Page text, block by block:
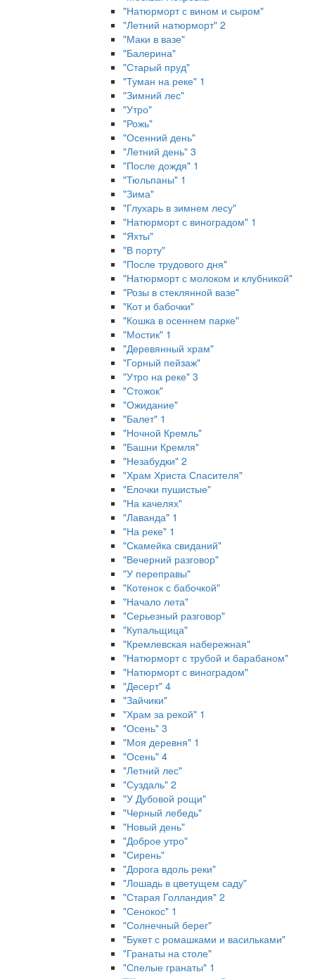
"Натюрморт с вином и сыром"
"Летний натюрморт" 2
"Маки в вазе"
"Балерина"
"Старый пруд"
"Туман на реке" 1
"Зимний лес"
"Утро"
"Рожь"
"Осенний день"
"Летний день" 3
"После дождя" 1
"Тюльпаны" 1
"Зима"
"Глухарь в зимнем лесу"
"Натюрморт с виноградом" 1
"Яхты"
"В порту"
"После трудового дня"
"Натюрморт с молоком и клубникой"
"Розы в стеклянной вазе"
"Кот и бабочки"
"Кошка в осеннем парке"
"Мостик" 1
"Деревянный храм"
"Горный пейзаж"
"Утро на реке" 3
"Стожок"
"Ожидание"
"Балет" 1
"Ночной Кремль"
"Башни Кремля"
"Незабудки" 2
"Храм Христа Спасителя"
"Елочки пушистые"
"На качелях"
"Лаванда" 1
"На реке" 1
"Скамейка свиданий"
"Вечерний разговор"
"У переправы"
"Котенок с бабочкой"
"Начало лета"
"Серьезный разговор"
"Купальщица"
"Кремлевская набережная"
"Натюрморт с трубой и барабаном"
"Натюрморт с виноградом"
"Десерт" 4
"Зайчики"
"Храм за рекой" 1
"Осень" 3
"Моя деревня" 1
"Осень" 4
"Летний лес"
"Суздаль" 2
"У Дубовой рощи"
"Черный лебедь"
"Новый день"
"Доброе утро"
"Сирень"
"Дорога вдоль реки"
"Лошадь в цветущем саду"
"Старая Голландия" 2
"Сенокос" 1
"Солнечный берег"
"Букет с ромашками и васильками"
"Гранаты на столе"
"Спелые гранаты" 1